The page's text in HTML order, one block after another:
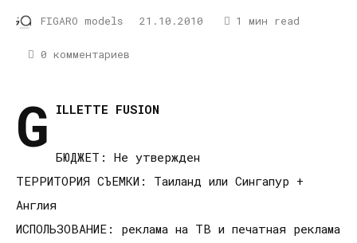
FIGARO models 21.10.2010 1 мин read
0 комментариев
G ILLETTE FUSION
БЮДЖЕТ: Не утвержден
ТЕРРИТОРИЯ СЪЕМКИ: Таиланд или Сингапур +
Англия
ИСПОЛЬЗОВАНИЕ: реклама на ТВ и печатная реклама